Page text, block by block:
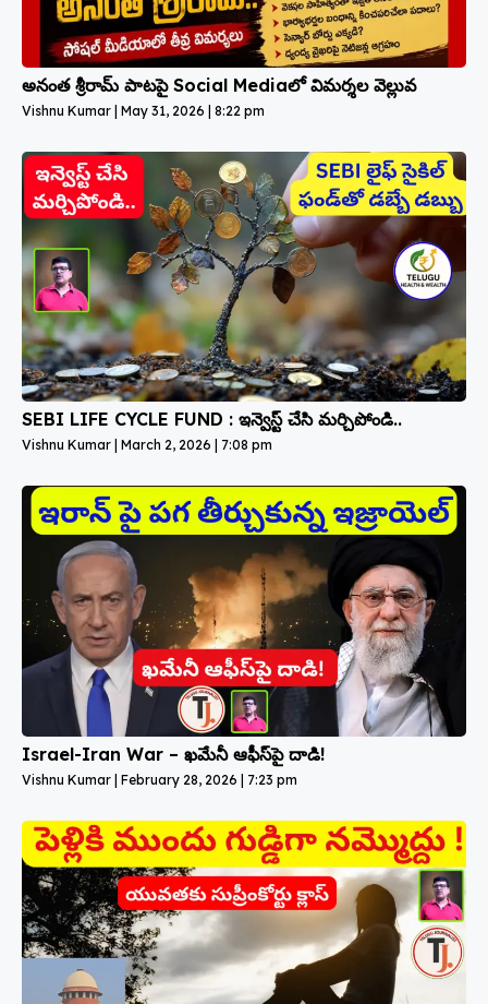
అనంత శ్రీరామ్ పాటపై Social Mediaలో విమర్శల వెల్లువ
Vishnu Kumar May 31, 2026 8:22 pm
SEBI LIFE CYCLE FUND : ఇన్వెస్ట్ చేసి మర్చిపోండి..
Vishnu Kumar March 2, 2026 7:08 pm
Israel-Iran War – ఖమేనీ ఆఫీస్‌పై దాడి!
Vishnu Kumar February 28, 2026 7:23 pm